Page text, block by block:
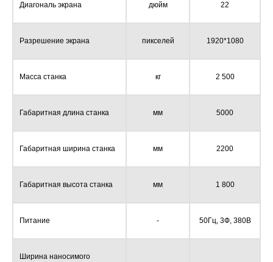
Диагональ экрана дюйм 22
Разрешение экрана пикселей 1920*1080
Масса станка кг 2 500
Габаритная длина станка мм 5000
Габаритная ширина станка мм 2200
Габаритная высота станка мм 1 800
Питание - 50Гц, 3Ф, 380В
Ширина наносимого